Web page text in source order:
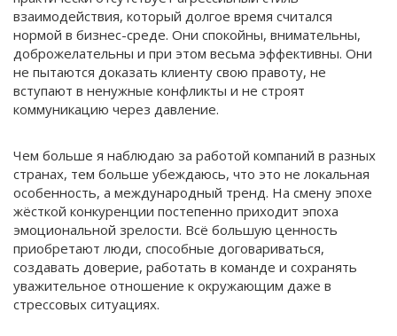
взаимодействия, который долгое время считался
нормой в бизнес-среде. Они спокойны, внимательны,
доброжелательны и при этом весьма эффективны. Они
не пытаются доказать клиенту свою правоту, не
вступают в ненужные конфликты и не строят
коммуникацию через давление.
Чем больше я наблюдаю за работой компаний в разных
странах, тем больше убеждаюсь, что это не локальная
особенность, а международный тренд. На смену эпохе
жёсткой конкуренции постепенно приходит эпоха
эмоциональной зрелости. Всё большую ценность
приобретают люди, способные договариваться,
создавать доверие, работать в команде и сохранять
уважительное отношение к окружающим даже в
стрессовых ситуациях.